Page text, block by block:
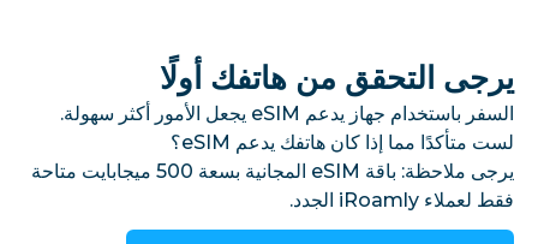
يرجى التحقق من هاتفك أولًا
السفر باستخدام جهاز يدعم eSIM يجعل الأمور أكثر سهولة.
لست متأكدًا مما إذا كان هاتفك يدعم eSIM؟
يرجى ملاحظة: باقة eSIM المجانية بسعة 500 ميجابايت متاحة
فقط لعملاء iRoamly الجدد.